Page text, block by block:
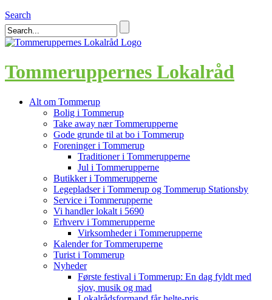
Search
Tommeruppernes Lokalråd
Alt om Tommerup
Bolig i Tommerup
Take away nær Tommerupperne
Gode grunde til at bo i Tommerup
Foreninger i Tommerup
Traditioner i Tommerupperne
Jul i Tommerupperne
Butikker i Tommerupperne
Legepladser i Tommerup og Tommerup Stationsby
Service i Tommerupperne
Vi handler lokalt i 5690
Erhverv i Tommerupperne
Virksomheder i Tommerupperne
Kalender for Tommeruperne
Turist i Tommerup
Nyheder
Første festival i Tommerup: En dag fyldt med
sjov, musik og mad